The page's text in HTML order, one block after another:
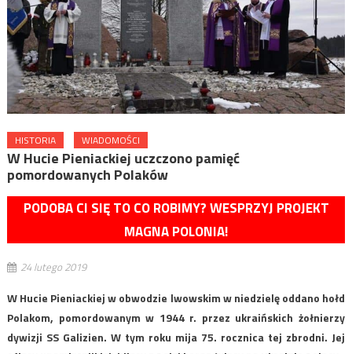
HISTORIA WIADOMOŚCI
W Hucie Pieniackiej uczczono pamięć
pomordowanych Polaków
PODOBA CI SIĘ TO CO ROBIMY? WESPRZYJ PROJEKT
MAGNA POLONIA!
24 lutego 2019
W Hucie Pieniackiej w obwodzie lwowskim w niedzielę oddano hołd
Polakom, pomordowanym w 1944 r. przez ukraińskich żołnierzy
dywizji SS Galizien. W tym roku mija 75. rocznica tej zbrodni. Jej